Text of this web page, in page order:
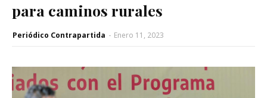
para caminos rurales
Periódico Contrapartida - Enero 11, 2023